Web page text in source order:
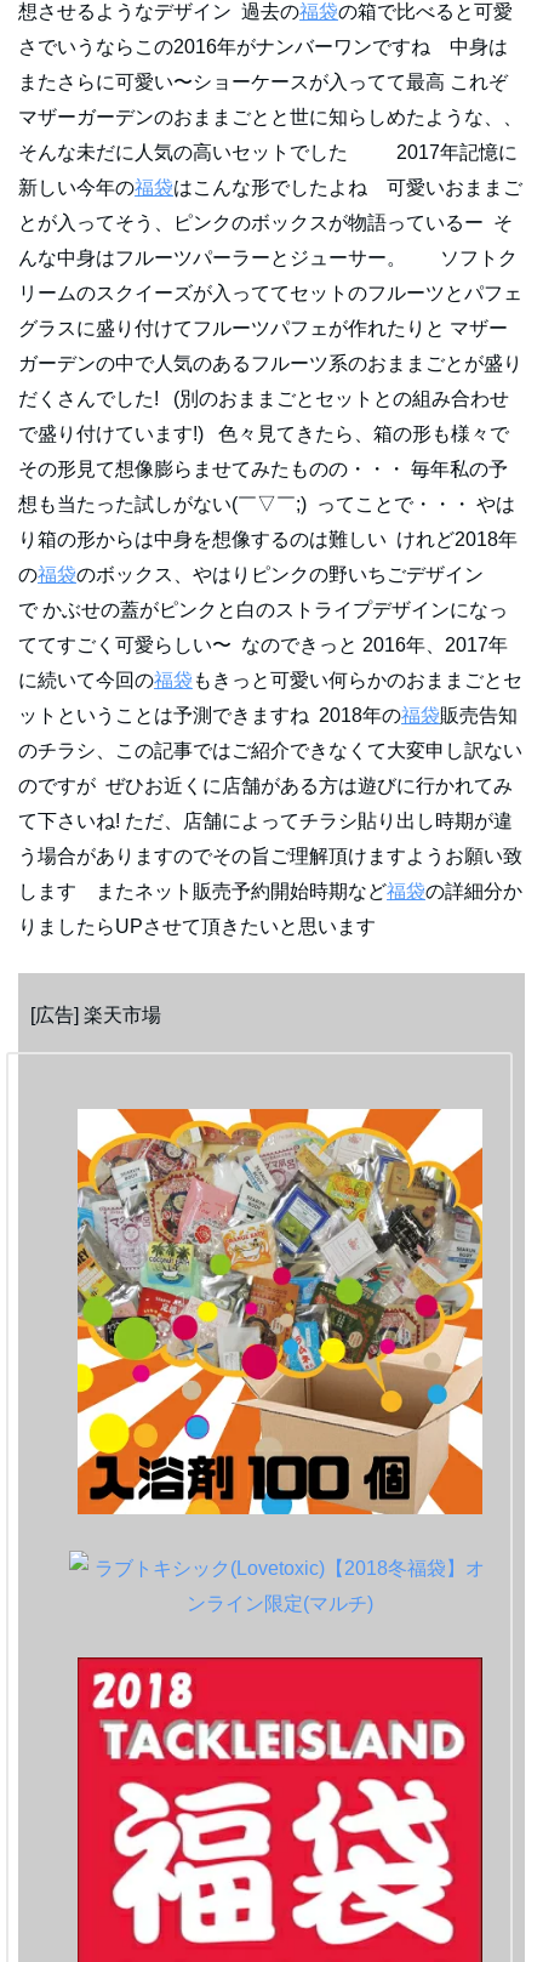
想させるようなデザイン 過去の福袋の箱で比べると可愛
さでいうならこの2016年がナンバーワンですね 中身は
またさらに可愛い〜ショーケースが入ってて最高 これぞ
マザーガーデンのおままごとと世に知らしめたような、、
そんな未だに人気の高いセットでした 2017年記憶に
新しい今年の福袋はこんな形でしたよね 可愛いおままご
とが入ってそう、ピンクのボックスが物語っているー そ
んな中身はフルーツパーラーとジューサー。 ソフトク
リームのスクイーズが入っててセットのフルーツとパフェ
グラスに盛り付けてフルーツパフェが作れたりと マザー
ガーデンの中で人気のあるフルーツ系のおままごとが盛り
だくさんでした! (別のおままごとセットとの組み合わせ
で盛り付けています!) 色々見てきたら、箱の形も様々で
その形見て想像膨らませてみたものの・・・ 毎年私の予
想も当たった試しがない(￣▽￣;) ってことで・・・ やは
り箱の形からは中身を想像するのは難しい けれど2018年
の福袋のボックス、やはりピンクの野いちごデザイン
で かぶせの蓋がピンクと白のストライプデザインになっ
ててすごく可愛らしい〜 なのできっと 2016年、2017年
に続いて今回の福袋 もきっと可愛い何らかのおままごとセ
ットということは予測できますね 2018年の福袋販売告知
のチラシ、この記事ではご紹介できなくて大変申し訳ない
のですが ぜひお近くに店舗がある方は遊びに行かれてみ
て下さいね! ただ、店舗によってチラシ貼り出し時期が違
う場合がありますのでその旨ご理解頂けますようお願い致
します またネット販売予約開始時期など福袋の詳細分か
りましたらUPさせて頂きたいと思います
[広告] 楽天市場